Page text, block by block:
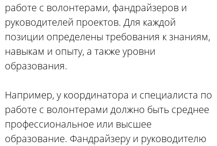
работе с волонтерами, фандрайзеров и
руководителей проектов. Для каждой
позиции определены требования к знаниям,
навыкам и опыту, а также уровни
образования.
Например, у координатора и специалиста по
работе с волонтерами должно быть среднее
профессиональное или высшее
образование. Фандрайзеру и руководителю